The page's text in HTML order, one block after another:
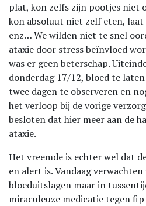
plat, kon zelfs zijn pootjes niet
kon absoluut niet zelf eten,
enz… We wilden niet te snel
ataxie door stress beïnvloed
was er geen beterschap.
donderdag 17/12, bloed te
twee dagen te observeren en
het verloop bij de vorige
besloten dat hier meer aan de
ataxie.
Het vreemde is echter wel dat
en alert is. Vandaag verwachten
bloeduitslagen maar in
miraculeuze medicatie tegen